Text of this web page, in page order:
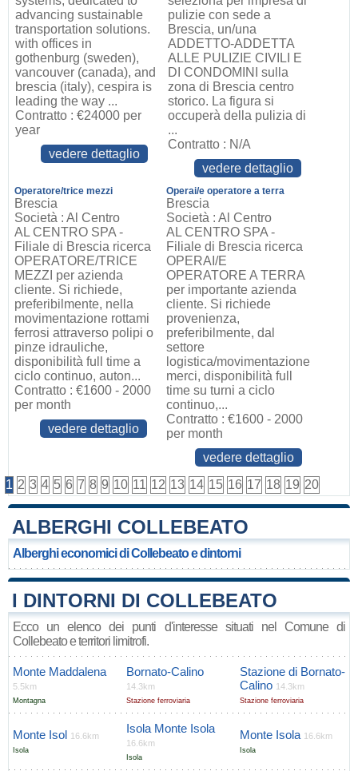
advancing sustainable
transportation solutions.
with offices in
gothenburg (sweden),
vancouver (canada), and
brescia (italy), cespira is
leading the way ...
Contratto : €24000 per
year
vedere dettaglio
pulizie con sede a
Brescia, un/una
ADDETTO-ADDETTA
ALLE PULIZIE CIVILI E
DI CONDOMINI sulla
zona di Brescia centro
storico. La figura si
occuperà della pulizia di
...
Contratto : N/A
vedere dettaglio
Operatore/trice mezzi
Brescia
Società : Al Centro
AL CENTRO SPA -
Filiale di Brescia ricerca
OPERATORE/TRICE
MEZZI per azienda
cliente. Si richiede,
preferibilmente, nella
movimentazione rottami
ferrosi attraverso polipi o
pinze idrauliche,
disponibilità full time a
ciclo continuo, auton...
Contratto : €1600 - 2000
per month
vedere dettaglio
Operai/e operatore a terra
Brescia
Società : Al Centro
AL CENTRO SPA -
Filiale di Brescia ricerca
OPERAI/E
OPERATORE A TERRA
per importante azienda
cliente. Si richiede
provenienza,
preferibilmente, dal
settore
logistica/movimentazione
merci, disponibilità full
time su turni a ciclo
continuo,...
Contratto : €1600 - 2000
per month
vedere dettaglio
1 2 3 4 5 6 7 8 9 10 11 12 13 14 15 16 17 18 19 20
ALBERGHI COLLEBEATO
Alberghi economici di Collebeato e dintorni
I DINTORNI DI COLLEBEATO
Ecco un elenco dei punti d'interesse situati nel Comune di
Collebeato e territori limitrofi.
Monte Maddalena
5.5km
Montagna
Bornato-Calino
14.3km
Stazione ferroviaria
Stazione di Bornato-
Calino 14.3km
Stazione ferroviaria
Monte Isol 16.6km
Isola
Isola Monte Isola
16.6km
Isola
Monte Isola 16.6km
Isola